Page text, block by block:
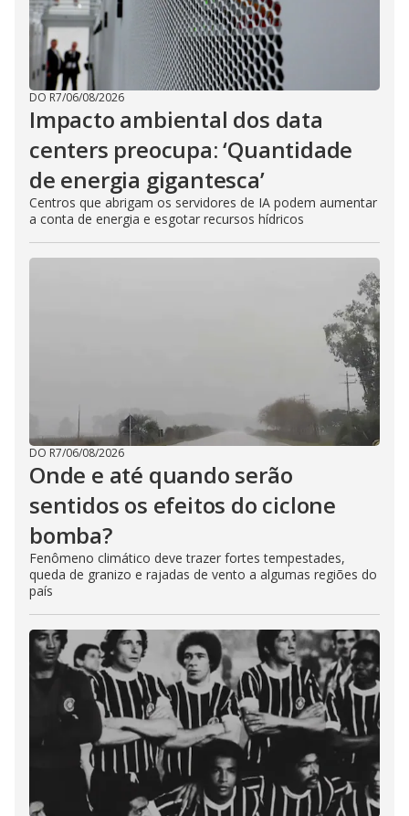
DO R7/06/08/2026
Impacto ambiental dos data
centers preocupa: ‘Quantidade
de energia gigantesca’
Centros que abrigam os servidores de IA podem aumentar
a conta de energia e esgotar recursos hídricos
DO R7/06/08/2026
Onde e até quando serão
sentidos os efeitos do ciclone
bomba?
Fenômeno climático deve trazer fortes tempestades,
queda de granizo e rajadas de vento a algumas regiões do
país